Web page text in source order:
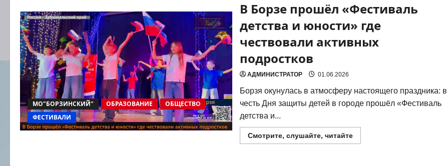
МО"БОРЗИНСКИЙ" ОБРАЗОВАНИЕ
ОБЩЕСТВО
ФЕСТИВАЛИ
В Борзе прошёл «Фестиваль
детства и юности» где
чествовали активных
подростков
АДМИНИСТРАТОР 01.06.2026
Бор­зя оку­ну­лась в атмо­сфе­ру насто­я­ще­го празд­ни­ка: в
честь Дня защи­ты детей в горо­де про­шёл «Фести­валь
дет­ства и...
Смотрите, слушайте, читайтеПрочитать
больше